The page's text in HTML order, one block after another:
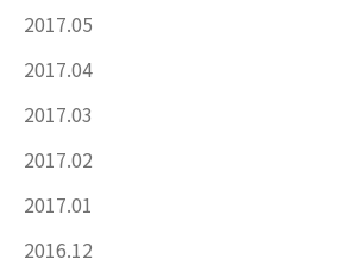
2017.05
2017.04
2017.03
2017.02
2017.01
2016.12